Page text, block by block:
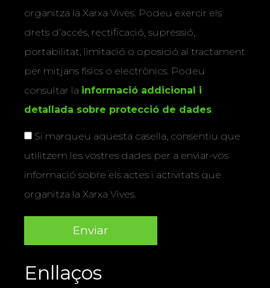
organitza la Xarxa Vives. Podeu exercir els
drets d’accés, rectificació, supressió,
portabilitat, limitació o oposició al tractament
per mitjans físics o electrònics. Podeu
consultar la informació addicional i
detallada sobre protecció de dades
Si marqueu aquesta casella, consentiu que
utilitzem les vostres dades per a enviar-vos
informació sobre els actes i activitats que
organitza la Xarxa Vives.
Enllaços